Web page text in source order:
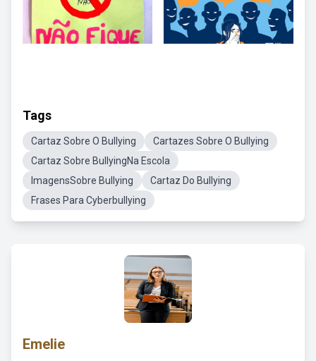
Tags
Cartaz Sobre O Bullying
Cartazes Sobre O Bullying
Cartaz Sobre BullyingNa Escola
ImagensSobre Bullying
Cartaz Do Bullying
Frases Para Cyberbullying
Emelie